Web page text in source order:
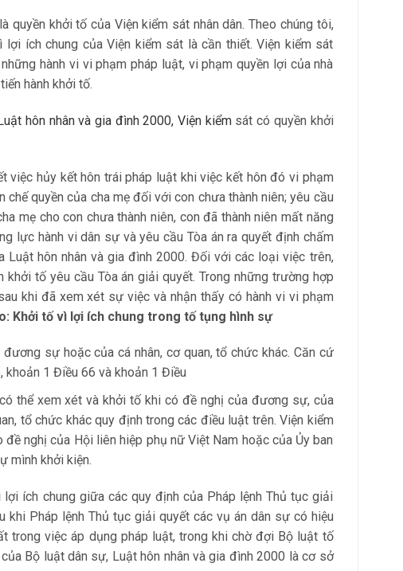
khởi tố của Viện kiểm sát nhân dân. Theo chúng tôi,
ích chung của Viện kiểm sát là cần thiết. Viện kiểm sát
hành vi vi phạm pháp luật, vi phạm quyền lợi của nhà
hành khởi tố.
hôn nhân và gia đình 2000, Viện kiểm sát có quyền khởi
việc hủy kết hôn trái pháp luật khi việc kết hôn đó vi phạm
quyền của cha mẹ đối với con chưa thành niên; yêu cầu
mẹ cho con chưa thành niên, con đã thành niên mất năng
lực hành vi dân sự và yêu cầu Tòa án ra quyết định chấm
hôn nhân và gia đình 2000. Đối với các loại việc trên,
tố yêu cầu Tòa án giải quyết. Trong những trường hợp
khi đã xem xét sự việc và nhận thấy có hành vi vi phạm
Khởi tố vì lợi ích chung trong tố tụng hình sự
sự hoặc của cá nhân, cơ quan, tổ chức khác. Căn cứ
khoản 1 Điều 66 và khoản 1 Điều
thể xem xét và khởi tố khi có đề nghị của đương sự, của
tổ chức khác quy định trong các điều luật trên. Viện kiểm
nghị của Hội liên hiệp phụ nữ Việt Nam hoặc của Ủy ban
mình khởi kiện.
ích chung giữa các quy định của Pháp lệnh Thủ tục giải
khi Pháp lệnh Thủ tục giải quyết các vụ án dân sự có hiệu
trong việc áp dụng pháp luật, trong khi chờ đợi Bộ luật tố
Bộ luật dân sự, Luật hôn nhân và gia đình 2000 là cơ sở